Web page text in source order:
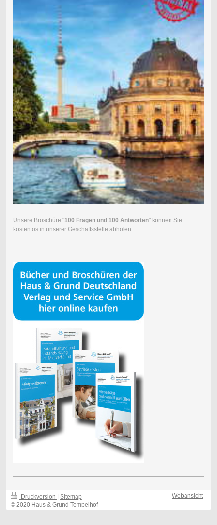
Unsere Broschüre "100 Fragen und 100 Antworten" können Sie
kostenlos in unserer Geschäftsstelle abholen.
Druckversion | Sitemap
© 2020 Haus & Grund Tempelhof
-Webansicht-